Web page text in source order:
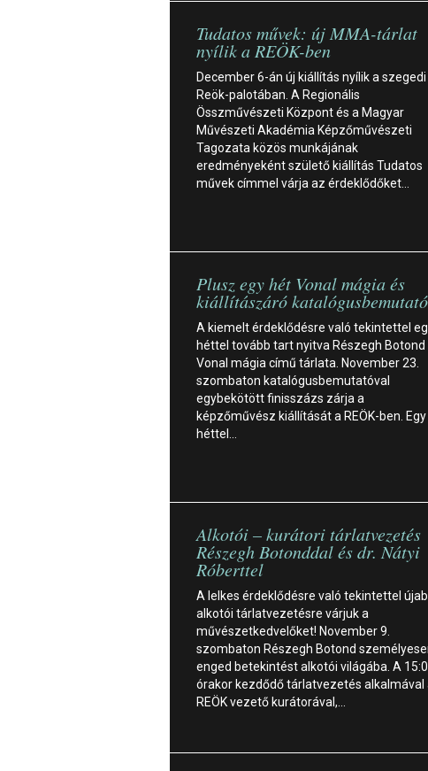
Tudatos művek: új MMA-tárlat
nyílik a REÖK-ben
December 6-án új kiállítás nyílik a szegedi
Reök-palotában. A Regionális
Összművészeti Központ és a Magyar
Művészeti Akadémia Képzőművészeti
Tagozata közös munkájának
eredményeként születő kiállítás Tudatos
művek címmel várja az érdeklődőket…
Plusz egy hét Vonal mágia és
kiállítászáró
A kiemelt érdeklődésre való tekintettel
héttel tovább tart nyitva Részegh Botond
Vonal mágia című tárlata. November 23.
szombaton katalógusbemutatóval
egybekötött finisszázs zárja a
képzőművész kiállítását a REÖK-ben. Egy
héttel…
Alkotói – kurátori tárlatvezetés
Részegh Botonddal és dr. Nátyi
Róberttel
A lelkes érdeklődésre való tekintettel
alkotói tárlatvezetésre várjuk a
művészetkedvelőket! November 9.
szombaton Részegh Botond
enged betekintést alkotói világába. A
órakor kezdődő tárlatvezetés alkalmával
REÖK vezető kurátorával,…